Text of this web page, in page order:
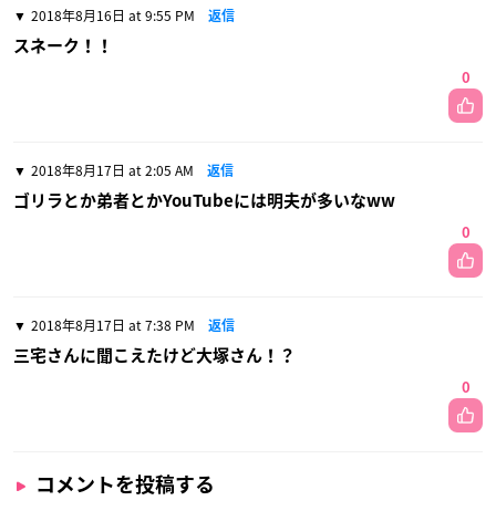
2018年8月16日 at 9:55 PM 返信
スネーク！！
0
2018年8月17日 at 2:05 AM 返信
ゴリラとか弟者とかYouTubeには明夫が多いなww
0
2018年8月17日 at 7:38 PM 返信
三宅さんに聞こえたけど大塚さん！？
0
コメントを投稿する